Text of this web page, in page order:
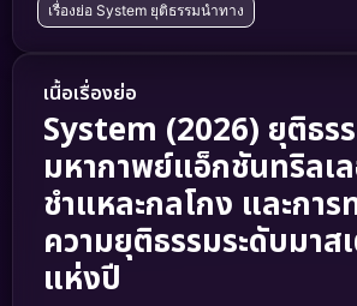
เรื่องย่อ System ยุติธรรมนำทาง
เนื้อเรื่องย่อ
System (2026) ยุติธร
มหากาพย์แอ็กชันทริลเ
ชำแหละกลโกง และกา
ความยุติธรรมระดับมาส
แห่งปี